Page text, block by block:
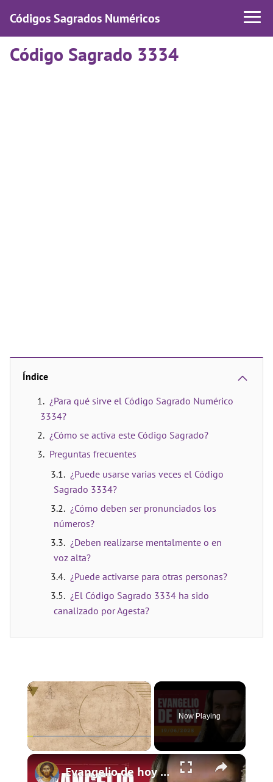
Códigos Sagrados Numéricos
Código Sagrado 3334
Índice
¿Para qué sirve el Código Sagrado Numérico
3334?
¿Cómo se activa este Código Sagrado?
Preguntas frecuentes
¿Puede usarse varias veces el Código
Sagrado 3334?
¿Cómo deben ser pronunciados los
números?
¿Deben realizarse mentalmente o en
voz alta?
¿Puede activarse para otras personas?
¿El Código Sagrado 3334 ha sido
canalizado por Agesta?
×
Fullscreen
Now Playing
×
Evangelio de hoy - Jueves 19 de junio de 2025 - Lucas 9:11b-17 - Biblia Católica